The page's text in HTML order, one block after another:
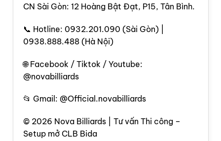
CN Sài Gòn: 12 Hoàng Bật Đạt, P15, Tân Bình.
📞 Hotline: 0932.201.090 (Sài Gòn) |
0938.888.488 (Hà Nội)
🌐 Facebook / Tiktok / Youtube:
@novabilliards
📂 Gmail: @Official.novabilliards
© 2026 Nova Billiards | Tư vấn Thi công –
Setup mở CLB Bida